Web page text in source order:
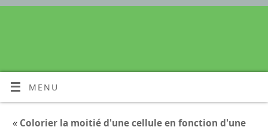
MENU
« Colorier la moitié d'une cellule en fonction d'une